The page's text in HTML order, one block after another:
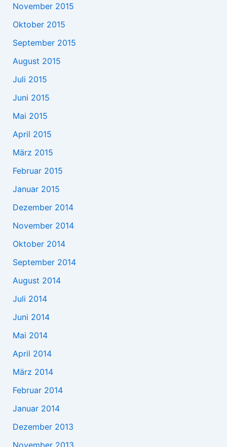
November 2015
Oktober 2015
September 2015
August 2015
Juli 2015
Juni 2015
Mai 2015
April 2015
März 2015
Februar 2015
Januar 2015
Dezember 2014
November 2014
Oktober 2014
September 2014
August 2014
Juli 2014
Juni 2014
Mai 2014
April 2014
März 2014
Februar 2014
Januar 2014
Dezember 2013
November 2013